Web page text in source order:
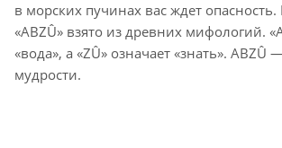
в морских пучинах вас ждет
«ABZÛ» взято из древних мифологий.
«вода», а «ZÛ» означает «знать». ABZÛ
мудрости.